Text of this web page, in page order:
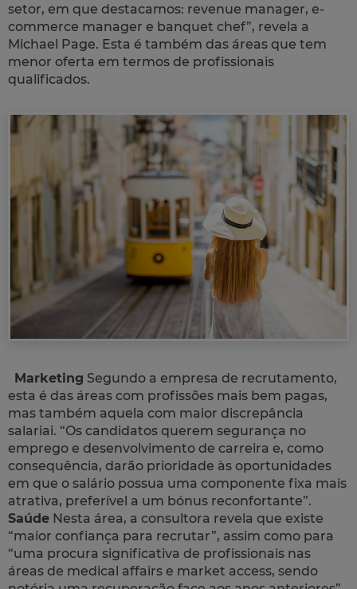
setor, em que destacamos: revenue manager, e-
commerce manager e banquet chef”, revela a
Michael Page. Esta é também das áreas que tem
menor oferta em termos de profissionais
qualificados.
Marketing Segundo a empresa de recrutamento,
esta é das áreas com profissões mais bem pagas,
mas também aquela com maior discrepância
salariai. “Os candidatos querem segurança no
emprego e desenvolvimento de carreira e, como
consequência, darão prioridade às oportunidades
em que o salário possua uma componente fixa mais
atrativa, preferível a um bónus reconfortante”.
Saúde Nesta área, a consultora revela que existe
“maior confiança para recrutar”, assim como para
“uma procura significativa de profissionais nas
áreas de medical affairs e market access, sendo